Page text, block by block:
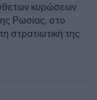
κυρώσεων
Ρωσίας, στο
στρατιωτική της